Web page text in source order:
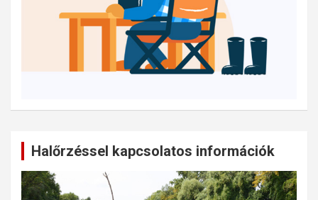
Halőrzéssel kapcsolatos információk